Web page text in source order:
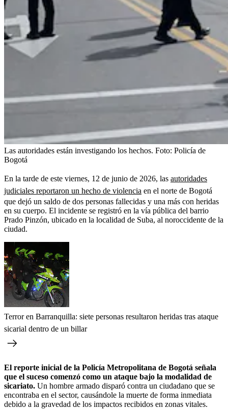
Las autoridades están investigando los hechos. Foto: Policía de
Bogotá
En la tarde de este viernes, 12 de junio de 2026, las autoridades
judiciales reportaron un hecho de violencia en el norte de Bogotá
que dejó un saldo de dos personas fallecidas y una más con heridas
en su cuerpo. El incidente se registró en la vía pública del barrio
Prado Pinzón, ubicado en la localidad de Suba, al noroccidente de la
ciudad.
Terror en Barranquilla: siete personas resultaron heridas tras ataque
sicarial dentro de un billar
El reporte inicial de la Policía Metropolitana de Bogotá señala
que el suceso comenzó como un ataque bajo la modalidad de
sicariato. Un hombre armado disparó contra un ciudadano que se
encontraba en el sector, causándole la muerte de forma inmediata
debido a la gravedad de los impactos recibidos en zonas vitales.